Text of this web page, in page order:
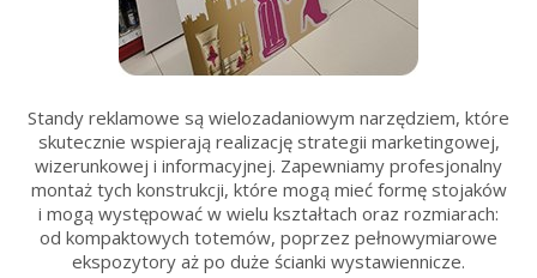
Standy reklamowe są wielozadaniowym narzędziem, które
skutecznie wspierają realizację strategii marketingowej,
wizerunkowej i informacyjnej. Zapewniamy profesjonalny
montaż tych konstrukcji, które mogą mieć formę stojaków
i mogą występować w wielu kształtach oraz rozmiarach:
od kompaktowych totemów, poprzez pełnowymiarowe
ekspozytory aż po duże ścianki wystawiennicze.